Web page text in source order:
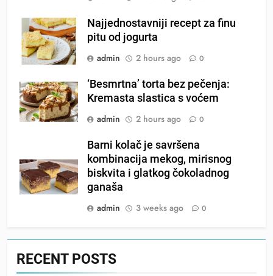
Najjednostavniji recept za finu
pitu od jogurta
admin
2 hours ago 0
‘Besmrtna’ torta bez pečenja:
Kremasta slastica s voćem
admin
2 hours ago 0
Barni kolač je savršena
kombinacija mekog, mirisnog
biskvita i glatkog čokoladnog
ganaša
admin
3 weeks ago 0
RECENT POSTS